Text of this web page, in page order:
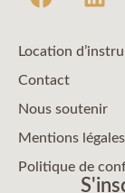
Location
Contact
Nous soutenir
Mentions légales
Politique de